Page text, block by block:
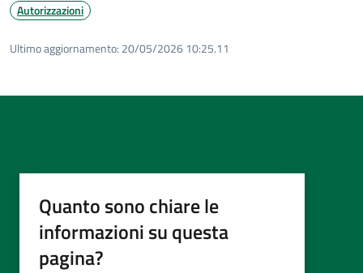
Autorizzazioni
Ultimo aggiornamento: 20/05/2026 10:25.11
Quanto sono chiare le
informazioni su questa
pagina?